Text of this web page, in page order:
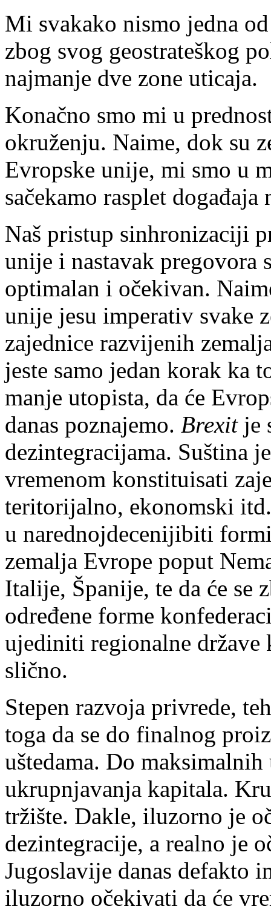
Mi svakako nismo jedna
zbog svog geostrateškog
najmanje dve zone uticaja.
Konačno smo mi u
okruženju. Naime, dok su
Evropske unije, mi smo u
sačekamo rasplet
Naš pristup sinhronizaciji
unije i nastavak pregovora
optimalan i očekivan.
unije jesu imperativ svake
zajednice razvijenih
jeste samo jedan korak ka
manje utopista, da će
danas poznajemo. Brexitje
dezintegracijama. Suština
vremenom konstituisati
teritorijalno, ekonomski
u narednojdecenijibiti
zemalja Evrope poput
Italije, Španije, te da će se
određene forme
ujediniti regionalne države
slično.
Stepen razvoja privrede,
toga da se do finalnog
uštedama. Do
ukrupnjavanja kapitala.
tržište. Dakle, iluzorno je
dezintegracije, a realno je
Jugoslavije danas defakto
iluzorno očekivati da će